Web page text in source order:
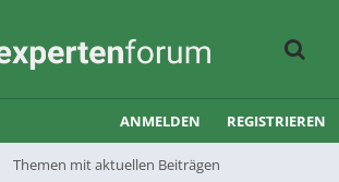
Themen mit aktuellen Beiträgen
ANMELDEN REGISTRIEREN